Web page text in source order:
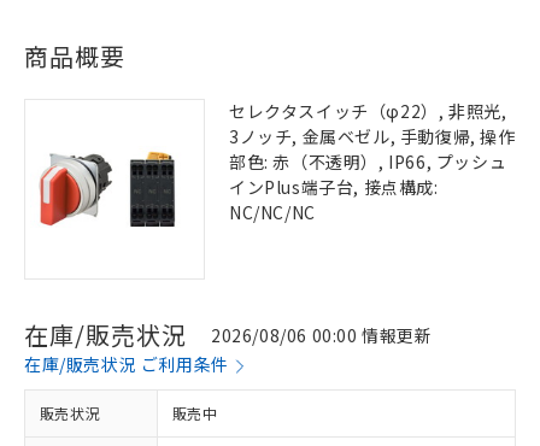
商品概要
セレクタスイッチ（φ22）, 非照光,
3ノッチ, 金属ベゼル, 手動復帰, 操作
部色: 赤（不透明）, IP66, プッシュ
インPlus端子台, 接点構成:
NC/NC/NC
在庫/販売状況
2026/08/06 00:00 情報更新
在庫/販売状況 ご利用条件
販売状況 販売中